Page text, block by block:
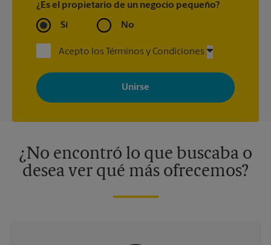
¿Es el propietario de un negocio pequeño?
Sí No
Acepto los Términos y Condiciones
Al registrarse, acepta recibir correos electrónicos de The UPS
Store con noticias, ofertas especiales, promociones y mensajes
adaptados a sus intereses. Puede darse de baja en cualquier
momento. Para más información, consulte nuestra política de
¿No encontró lo que buscaba o
desea ver qué más ofrecemos?